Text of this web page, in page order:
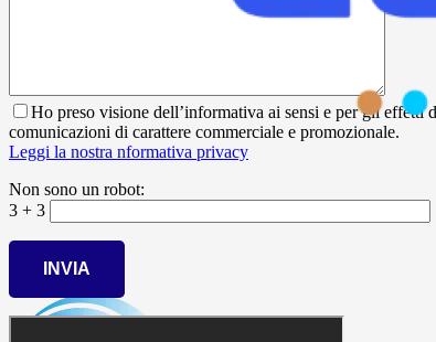
Ho preso visione dell’informativa ai sensi e per gli effetti
comunicazioni di carattere commerciale e promozionale.
Leggi la nostra nformativa privacy
Non sono un robot:
3 + 3